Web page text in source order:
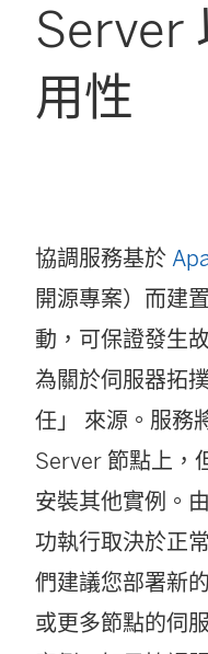
Server
用性
協調服務基於
開源專案）而建
動，可保證發生
為關於伺服器拓
任」 來源。服務
Server 節點上，
安裝其他實例。
功執行取決於正
們建議您部署新
或更多節點的伺